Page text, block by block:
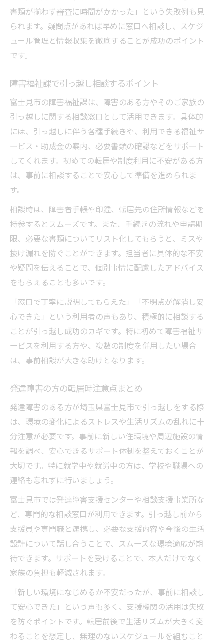
書類が揃わず審査に時間がかかった」という失敗例も見
られます。疑問点があれば早めに窓口へ相談し、スケジ
ュール管理と情報収集を徹底することが成功のポイント
です。
障害福祉課で引っ越し相談するポイント
富士見市の障害福祉課は、障害のある方やそのご家族の
引っ越しに関する相談窓口として活用できます。具体的
には、引っ越しに伴う各種手続きや、利用できる福祉サ
ービス・助成金の案内、必要書類の確認などをサポート
してくれます。初めての転居や制度利用に不安がある方
は、事前に相談することで安心して準備を進められま
す。
相談時は、障害者手帳や印鑑、転居先の住所情報などを
持参するとスムーズです。また、手続きの流れや申請期
限、必要な書類についてリスト化してもらうと、ミスや
抜け漏れを防ぐことができます。担当者に具体的な不安
や疑問を伝えることで、個別事情に配慮したアドバイス
をもらえることも多いです。
「窓口で丁寧に説明してもらえた」「不明点が解消し安
心できた」という利用者の声もあり、積極的に相談する
ことが引っ越し成功のカギです。特に初めて障害福祉サ
ービスを利用する方や、複数の制度を併用したい場合
は、事前相談が大きな助けとなります。
発達障害の方の転居時注意点まとめ
発達障害のある方が埼玉県富士見市で引っ越しをする際
は、環境の変化によるストレスや生活リズムの乱れに十
分注意が必要です。事前に新しい住環境や周辺施設の情
報を調べ、安心できるサポート体制を整えておくことが
大切です。特に就学中や就労中の方は、学校や職場への
連絡も忘れずに行いましょう。
富士見市では発達障害支援センターや相談支援事業所な
ど、専門的な相談窓口が利用できます。引っ越し前から
支援員や専門職と連携し、必要な支援内容や今後の生活
設計について話し合うことで、スムーズな環境適応が期
待できます。サポートを受けることで、本人だけでなく
家族の負担も軽減されます。
「新しい環境になじめるか不安だったが、事前に相談し
て安心できた」という声も多く、支援機関の活用は失敗
を防ぐポイントです。転居前後で生活リズムが大きく変
わることを想定し、無理のないスケジュールを組むこと